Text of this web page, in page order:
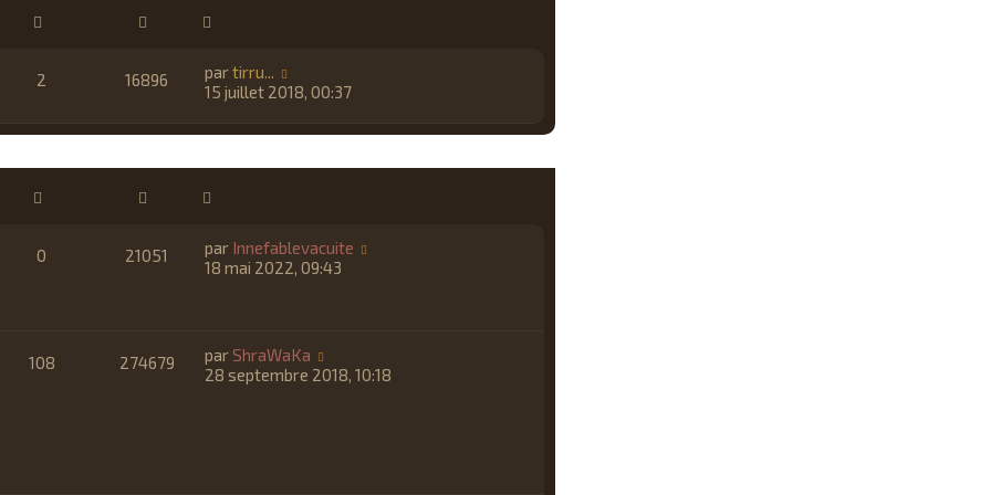
2 16896 partirru...
15 juillet 2018, 00:37
0 21051 par Innefablevacuite
18 mai 2022, 09:43
108 274679 parShraWaKa
28 septembre 2018, 10:18